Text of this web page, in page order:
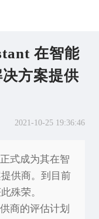
在智能
方案提供
2021-10-25 19:36:46
式成为其在智
供商。到目前
殊荣。
商的评估计划